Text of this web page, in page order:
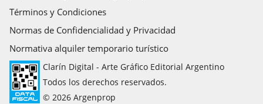
Términos y Condiciones
Normas de Confidencialidad y Privacidad
Normativa alquiler temporario turístico
Clarín Digital - Arte Gráfico Editorial Argentino
Todos los derechos reservados.
© 2026 Argenprop